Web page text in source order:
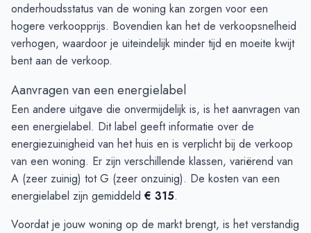
onderhoudsstatus van de woning kan zorgen voor een
hogere verkoopprijs. Bovendien kan het de verkoopsnelheid
verhogen, waardoor je uiteindelijk minder tijd en moeite kwijt
bent aan de verkoop.
Aanvragen van een energielabel
Een andere uitgave die onvermijdelijk is, is het aanvragen van
een energielabel. Dit label geeft informatie over de
energiezuinigheid van het huis en is verplicht bij de verkoop
van een woning. Er zijn verschillende klassen, variërend van
A (zeer zuinig) tot G (zeer onzuinig). De kosten van een
energielabel zijn gemiddeld € 315.
Voordat je jouw woning op de markt brengt, is het verstandig